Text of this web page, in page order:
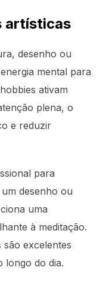
artísticas
desenho ou
mental para
ativam
plena, o
e reduzir
para
desenho ou
uma
à meditação.
são excelentes
longo do dia.